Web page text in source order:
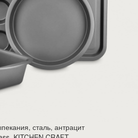
сталь, антрацит